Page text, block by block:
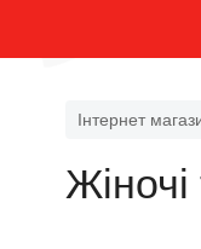
Інтернет